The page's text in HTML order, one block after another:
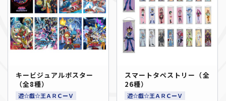
キービジュアルポスター
（全8種）
遊☆戯☆王ＡＲＣーＶ
スマートタペストリー（全
26種）
遊☆戯☆王ＡＲＣーＶ